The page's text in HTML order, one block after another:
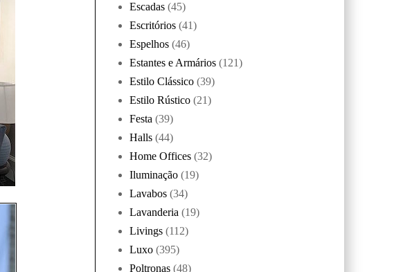
Escadas (45)
Escritórios (41)
Espelhos (46)
Estantes e Armários (121)
Estilo Clássico (39)
Estilo Rústico (21)
Festa (39)
Halls (44)
Home Offices (32)
Iluminação (19)
Lavabos (34)
Lavanderia (19)
Livings (112)
Luxo (395)
Poltronas (48)